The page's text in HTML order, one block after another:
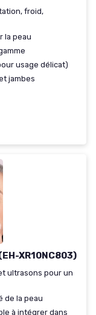
froid,
la peau
usage délicat)
jambes
XR10NC803)
ultrasons pour un
de la peau
à intégrer dans